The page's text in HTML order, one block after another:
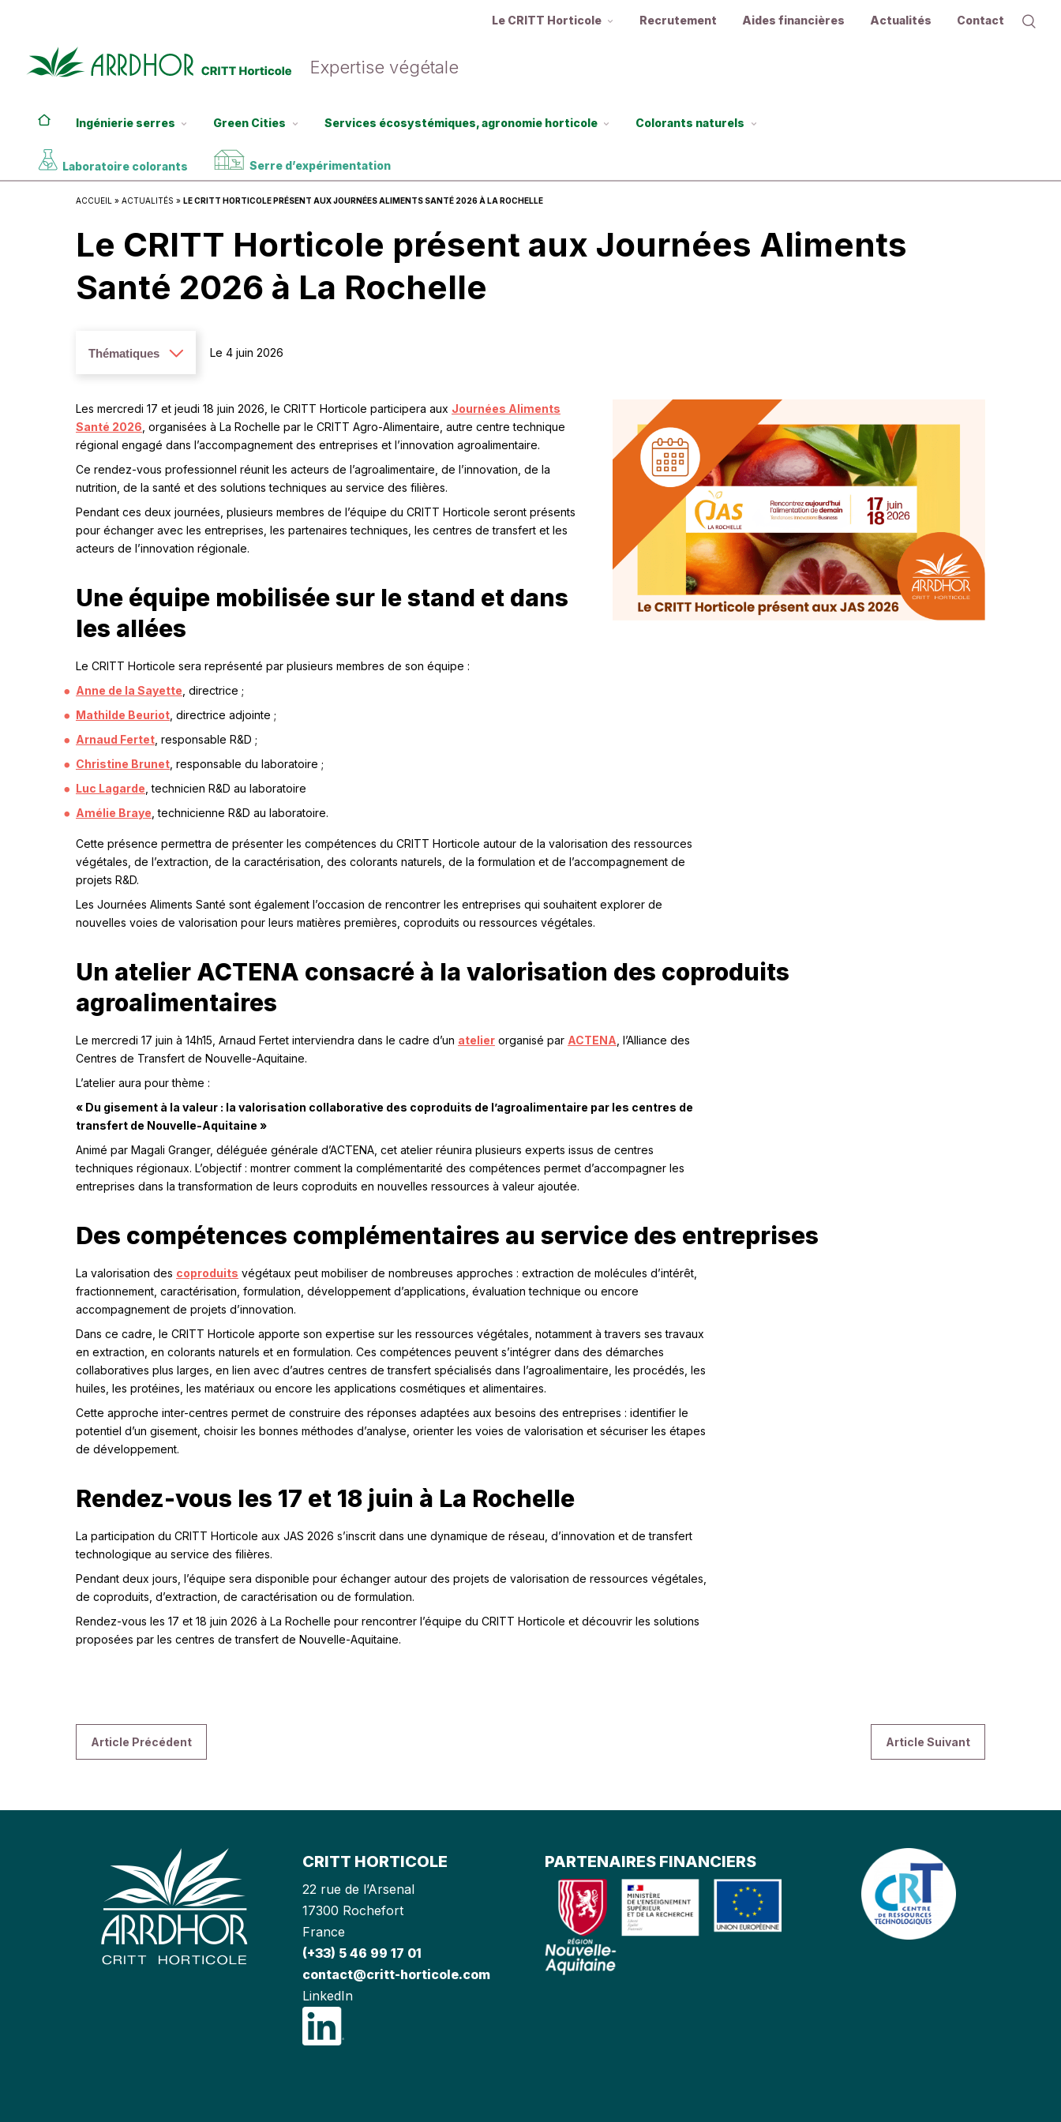
Le CRITT Horticole Recrutement Aides financières Actualités Contact
Expertise végétale
Ingénierie serres Green Cities Services écosystémiques, agronomie horticole Colorants naturels
Laboratoire colorants Serre d’expérimentation
ACCUEIL » ACTUALITÉS » LE CRITT HORTICOLE PRÉSENT AUX JOURNÉES ALIMENTS SANTÉ 2026 À LA ROCHELLE
Le CRITT Horticole présent aux Journées Aliments
Santé 2026 à La Rochelle
Thématiques Le 4 juin 2026
Les mercredi 17 et jeudi 18 juin 2026, le CRITT Horticole participera aux Journées Aliments
Santé 2026, organisées à La Rochelle par le CRITT Agro-Alimentaire, autre centre technique
régional engagé dans l’accompagnement des entreprises et l’innovation agroalimentaire.
Ce rendez-vous professionnel réunit les acteurs de l’agroalimentaire, de l’innovation, de la
nutrition, de la santé et des solutions techniques au service des filières.
Pendant ces deux journées, plusieurs membres de l’équipe du CRITT Horticole seront présents
pour échanger avec les entreprises, les partenaires techniques, les centres de transfert et les
acteurs de l’innovation régionale.
Une équipe mobilisée sur le stand et dans
les allées
Le CRITT Horticole sera représenté par plusieurs membres de son équipe :
Anne de la Sayette, directrice ;
Mathilde Beuriot, directrice adjointe ;
Arnaud Fertet, responsable R&D ;
Christine Brunet, responsable du laboratoire ;
Luc Lagarde, technicien R&D au laboratoire
Amélie Braye, technicienne R&D au laboratoire.
Cette présence permettra de présenter les compétences du CRITT Horticole autour de la valorisation des ressources
végétales, de l’extraction, de la caractérisation, des colorants naturels, de la formulation et de l’accompagnement de
projets R&D.
Les Journées Aliments Santé sont également l’occasion de rencontrer les entreprises qui souhaitent explorer de
nouvelles voies de valorisation pour leurs matières premières, coproduits ou ressources végétales.
Un atelier ACTENA consacré à la valorisation des coproduits
agroalimentaires
Le mercredi 17 juin à 14h15, Arnaud Fertet interviendra dans le cadre d’un atelier organisé par ACTENA, l’Alliance des
Centres de Transfert de Nouvelle-Aquitaine.
L’atelier aura pour thème :
« Du gisement à la valeur : la valorisation collaborative des coproduits de l’agroalimentaire par les centres de
transfert de Nouvelle-Aquitaine »
Animé par Magali Granger, déléguée générale d’ACTENA, cet atelier réunira plusieurs experts issus de centres
techniques régionaux. L’objectif : montrer comment la complémentarité des compétences permet d’accompagner les
entreprises dans la transformation de leurs coproduits en nouvelles ressources à valeur ajoutée.
Des compétences complémentaires au service des entreprises
La valorisation des coproduits végétaux peut mobiliser de nombreuses approches : extraction de molécules d’intérêt,
fractionnement, caractérisation, formulation, développement d’applications, évaluation technique ou encore
accompagnement de projets d’innovation.
Dans ce cadre, le CRITT Horticole apporte son expertise sur les ressources végétales, notamment à travers ses travaux
en extraction, en colorants naturels et en formulation. Ces compétences peuvent s’intégrer dans des démarches
collaboratives plus larges, en lien avec d’autres centres de transfert spécialisés dans l’agroalimentaire, les procédés, les
huiles, les protéines, les matériaux ou encore les applications cosmétiques et alimentaires.
Cette approche inter-centres permet de construire des réponses adaptées aux besoins des entreprises : identifier le
potentiel d’un gisement, choisir les bonnes méthodes d’analyse, orienter les voies de valorisation et sécuriser les étapes
de développement.
Rendez-vous les 17 et 18 juin à La Rochelle
La participation du CRITT Horticole aux JAS 2026 s’inscrit dans une dynamique de réseau, d’innovation et de transfert
technologique au service des filières.
Pendant deux jours, l’équipe sera disponible pour échanger autour des projets de valorisation de ressources végétales,
de coproduits, d’extraction, de caractérisation ou de formulation.
Rendez-vous les 17 et 18 juin 2026 à La Rochelle pour rencontrer l’équipe du CRITT Horticole et découvrir les solutions
proposées par les centres de transfert de Nouvelle-Aquitaine.
Article Précédent Article Suivant
CRITT HORTICOLE
22 rue de l’Arsenal
17300 Rochefort
France
(+33) 5 46 99 17 01
contact@critt-horticole.com
LinkedIn
PARTENAIRES FINANCIERS